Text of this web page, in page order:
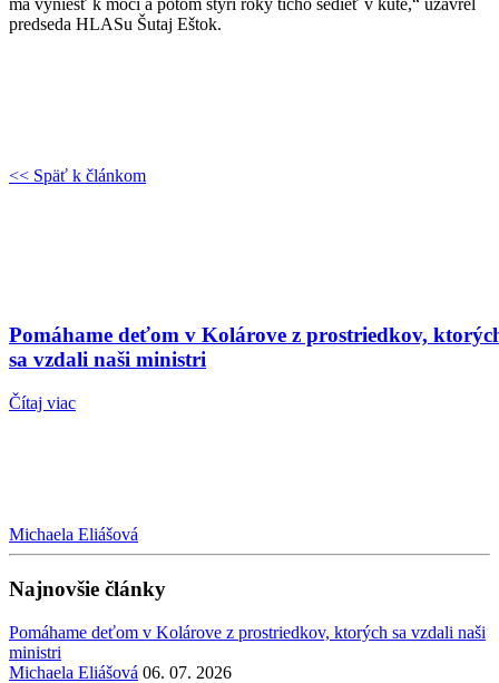
má vyniesť k moci a potom štyri roky ticho sedieť v kúte,“ uzavrel
predseda HLASu Šutaj Eštok.
<< Späť k článkom
Pomáhame deťom v Kolárove z prostriedkov,
sa vzdali naši ministri
Čítaj viac
Michaela Eliášová
Najnovšie články
Pomáhame deťom v Kolárove z prostriedkov, ktorých sa vzdali naši
ministri
Michaela Eliášová 06. 07. 2026